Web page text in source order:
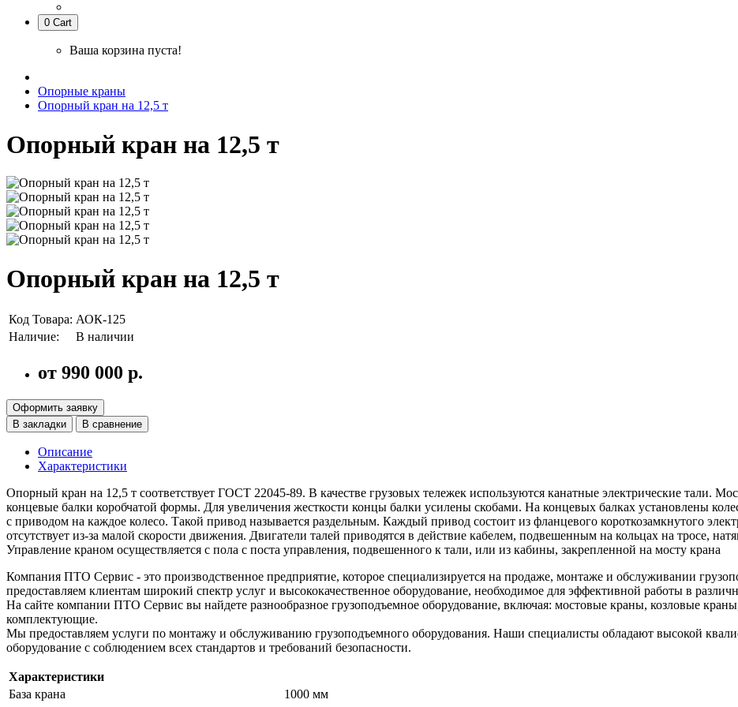
0 Cart
Ваша корзина пуста!
Опорные краны
Опорный кран на 12,5 т
Опорный кран на 12,5 т
Опорный кран на 12,5 т
Код Товара: АОК-125
Наличие:
В наличии
от 990 000 р.
Оформить заявку
В закладки
В сравнение
Описание
Характеристики
Опорный кран на 12,5 т соответствует ГОСТ 22045-89. В качестве грузовых тележек используются канатные электрические тали.
концевые балки коробчатой формы. Для увеличения жесткости концы балки усилены скобами. На концевых балках установлены
с приводом на каждое колесо. Такой привод называется раздельным. Каждый привод состоит из фланцевого короткозамкнутого
отсутствует из-за малой скорости движения. Двигатели талей приводятся в действие кабелем, подвешенным на кольцах на тросе,
Управление краном осуществляется с пола с поста управления, подвешенного к тали, или из кабины, закрепленной на мосту крана
Компания ПТО Сервис - это производственное предприятие, которое специализируется на продаже, монтаже и обслуживании
предоставляем клиентам широкий спектр услуг и высококачественное оборудование, необходимое для эффективной работы в
На сайте компании ПТО Сервис вы найдете разнообразное грузоподъемное оборудование, включая: мостовые краны, козловые
комплектующие.
Мы предоставляем услуги по монтажу и обслуживанию грузоподъемного оборудования. Наши специалисты обладают высокой
оборудование с соблюдением всех стандартов и требований безопасности.
Характеристики
База крана
1000 мм